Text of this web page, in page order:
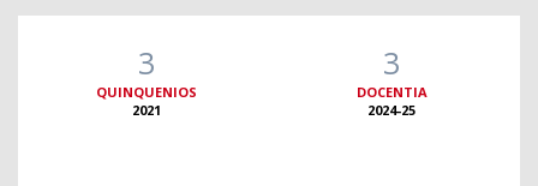
3
QUINQUENIOS
2021
3
DOCENTIA
2024-25